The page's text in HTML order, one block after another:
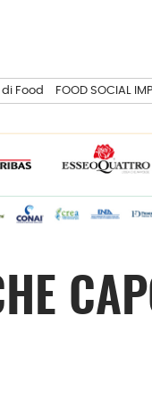
di Food FOOD SOCIAL